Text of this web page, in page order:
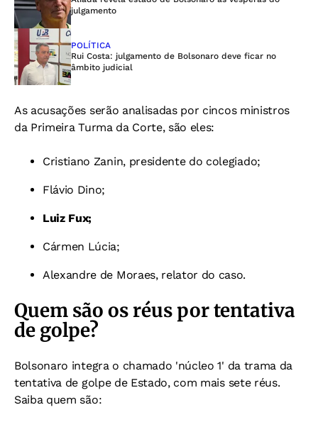
julgamento
POLÍTICA
Rui Costa: julgamento de Bolsonaro deve ficar no
âmbito judicial
As acusações serão analisadas por cincos ministros
da Primeira Turma da Corte, são eles:
Cristiano Zanin, presidente do colegiado;
Flávio Dino;
Luiz Fux;
Cármen Lúcia;
Alexandre de Moraes, relator do caso.
Quem são os réus por tentativa
de golpe?
Bolsonaro integra o chamado 'núcleo 1' da trama da
tentativa de golpe de Estado, com mais sete réus.
Saiba quem são: